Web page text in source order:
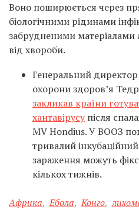
Воно поширюється через
біологічними рідинами
забрудненими матеріалами
від хвороби.
Генеральний директор
охорони здоров’я
закликав країни
хантавірусу після
MV Hondius. У ВООЗ
тривалий
зараження можуть
кількох тижнів.
Африка, Ебола, Конго,